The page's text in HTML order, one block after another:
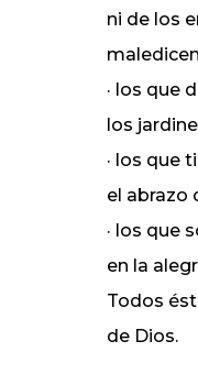
ni de los
· los que
los
· los que
el abrazo
· los que
en la
Todos
de Dios.